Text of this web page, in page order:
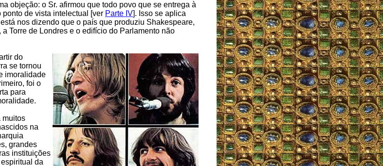
objeção: o Sr. afirmou que todo povo que se entrega à
de vista intelectual [ver Parte IV]. Isso se aplica
nos dizendo que o país que produziu Shakespeare,
Torre de Londres e o edifício do Parlamento não
do
se tornou
imoralidade
foi o
para
muitos
na
grandes
instituições
da